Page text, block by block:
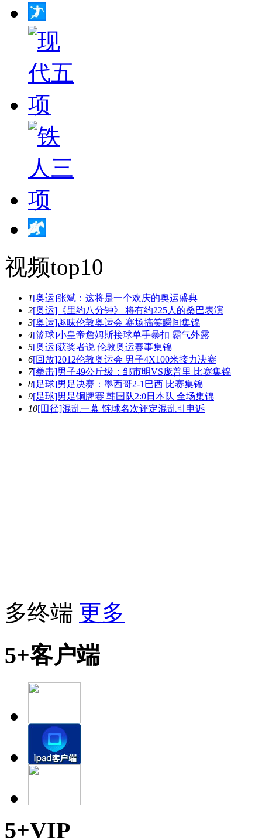
视频top10
1[奥运]张斌：这将是一个欢庆的奥运盛典
2[奥运]《里约八分钟》 将有约225人的桑巴表演
3[奥运]趣味伦敦奥运会 赛场搞笑瞬间集锦
4[篮球]小皇帝詹姆斯接球单手暴扣 霸气外露
5[奥运]获奖者说 伦敦奥运赛事集锦
6[回放]2012伦敦奥运会 男子4X100米接力决赛
7[拳击]男子49公斤级：邹市明VS庞普里 比赛集锦
8[足球]男足决赛：墨西哥2-1巴西 比赛集锦
9[足球]男足铜牌赛 韩国队2:0日本队 全场集锦
10[田径]混乱一幕 链球名次评定混乱引申诉
多终端 更多
5+客户端
5+VIP